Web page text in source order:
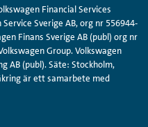
Financial Services
Sverige AB, org nr 556944-
Finans Sverige AB (publ) org nr
Group. Volkswagen
AB (publ). Säte: Stockholm,
är ett samarbete med